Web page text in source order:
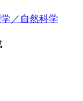
／自然科学